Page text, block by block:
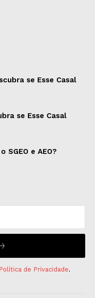
se Esse Casal
se Esse Casal
SGEO e AEO?
Política de Privacidade.